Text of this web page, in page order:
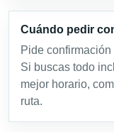
Cuándo pedir
Pide
Si buscas todo
mejor horario,
ruta.